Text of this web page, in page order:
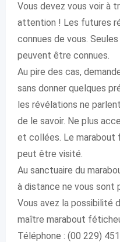
Vous devez vous voir à
attention ! Les futures
connues de vous.
peuvent être connues.
Au pire des cas,
sans donner quelques
les révélations ne
de le savoir. Ne plus
et collées. Le marabout
peut être visité.
Au sanctuaire du
à distance ne vous sont
Vous avez la possibilité
maître marabout
Téléphone : (00 229)